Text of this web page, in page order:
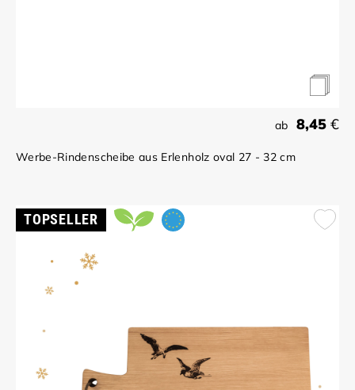
ab 8,45 €
Werbe-Rindenscheibe aus Erlenholz oval 27 - 32 cm
TOPSELLER